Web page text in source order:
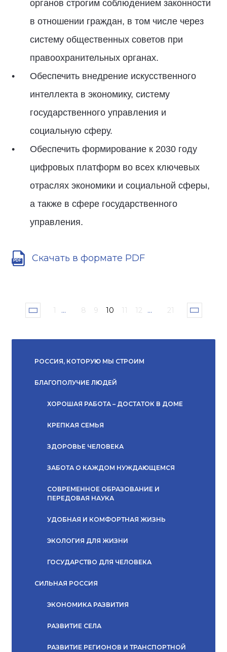
органов строгим соблюдением законности
в отношении граждан, в том числе через
систему общественных советов при
правоохранительных органах.
Обеспечить внедрение искусственного
интеллекта в экономику, систему
государственного управления и
социальную сферу.
Обеспечить формирование к 2030 году
цифровых платформ во всех ключевых
отраслях экономики и социальной сферы,
а также в сфере государственного
управления.
Скачать в формате PDF
1 ... 8 9 10 11 12 ... 21
РОССИЯ, КОТОРУЮ МЫ СТРОИМ
БЛАГОПОЛУЧИЕ ЛЮДЕЙ
ХОРОШАЯ РАБОТА – ДОСТАТОК В ДОМЕ
КРЕПКАЯ СЕМЬЯ
ЗДОРОВЬЕ ЧЕЛОВЕКА
ЗАБОТА О КАЖДОМ НУЖДАЮЩЕМСЯ
СОВРЕМЕННОЕ ОБРАЗОВАНИЕ И
ПЕРЕДОВАЯ НАУКА
УДОБНАЯ И КОМФОРТНАЯ ЖИЗНЬ
ЭКОЛОГИЯ ДЛЯ ЖИЗНИ
ГОСУДАРСТВО ДЛЯ ЧЕЛОВЕКА
СИЛЬНАЯ РОССИЯ
ЭКОНОМИКА РАЗВИТИЯ
РАЗВИТИЕ СЕЛА
РАЗВИТИЕ РЕГИОНОВ И ТРАНСПОРТНОЙ